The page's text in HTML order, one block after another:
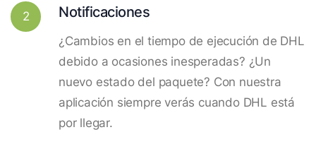
2 Notificaciones
¿Cambios en el tiempo de ejecución de DHL
debido a ocasiones inesperadas? ¿Un
nuevo estado del paquete? Con nuestra
aplicación siempre verás cuando DHL está
por llegar.